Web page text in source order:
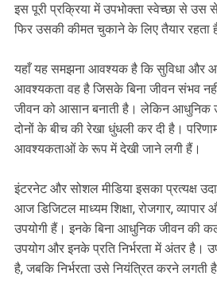
इस पूरी प्रक्रिया में उपभोक्ता स्वेच्छा से उस
फिर उसकी कीमत चुकाने के लिए तैयार रहता
यहाँ यह समझना आवश्यक है कि सुविधा और
आवश्यकता वह है जिसके बिना जीवन संभव
जीवन को आसान बनाती है। लेकिन आधुनिक
दोनों के बीच की रेखा धुंधली कर दी है।
आवश्यकताओं के रूप में देखी जाने लगी हैं।
इंटरनेट और सोशल मीडिया इसका प्रत्यक्ष
आज डिजिटल माध्यम शिक्षा, रोजगार,
उपयोगी हैं। इनके बिना आधुनिक जीवन की
उपयोग और इनके प्रति निर्भरता में अंतर है।
है, जबकि निर्भरता उसे नियंत्रित करने लगती